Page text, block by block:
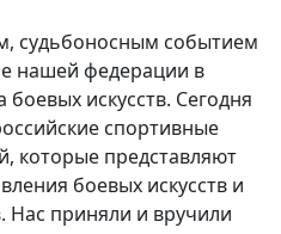
судьбоносным событием
нашей федерации в
боевых искусств. Сегодня
спортивные
которые представляют
боевых искусств и
Нас приняли и вручили